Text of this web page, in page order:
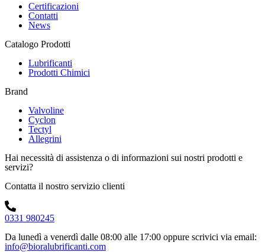
Certificazioni
Contatti
News
Catalogo Prodotti
Lubrificanti
Prodotti Chimici
Brand
Valvoline
Cyclon
Tectyl
Allegrini
Hai necessità di assistenza o di informazioni sui nostri prodotti e
servizi?
Contatta il nostro servizio clienti
0331 980245
Da lunedì a venerdì dalle 08:00 alle 17:00 oppure scrivici via email:
info@bioralubrificanti.com